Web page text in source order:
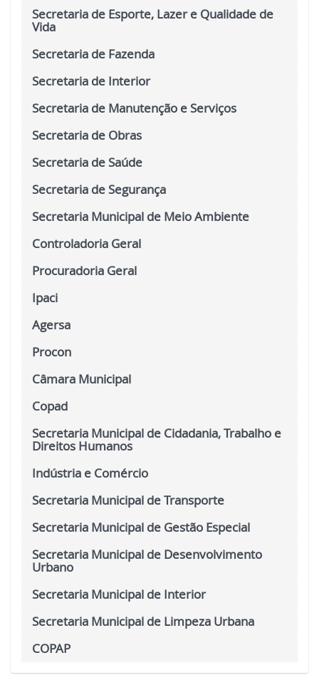
Secretaria de Esporte, Lazer e Qualidade de
Vida
Secretaria de Fazenda
Secretaria de Interior
Secretaria de Manutenção e Serviços
Secretaria de Obras
Secretaria de Saúde
Secretaria de Segurança
Secretaria Municipal de Meio Ambiente
Controladoria Geral
Procuradoria Geral
Ipaci
Agersa
Procon
Câmara Municipal
Copad
Secretaria Municipal de Cidadania, Trabalho e
Direitos Humanos
Indústria e Comércio
Secretaria Municipal de Transporte
Secretaria Municipal de Gestão Especial
Secretaria Municipal de Desenvolvimento
Urbano
Secretaria Municipal de Interior
Secretaria Municipal de Limpeza Urbana
COPAP